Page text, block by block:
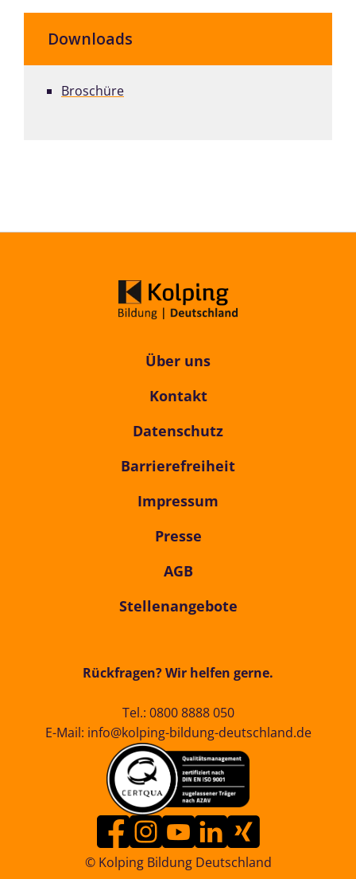
Downloads
Broschüre
Über uns
Kontakt
Datenschutz
Barrierefreiheit
Impressum
Presse
AGB
Stellenangebote
Rückfragen? Wir helfen gerne.
Tel.: 0800 8888 050
E-Mail: info@kolping-bildung-deutschland.de
© Kolping Bildung Deutschland